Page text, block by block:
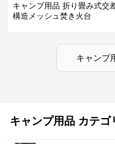
キャンプ用品 折り畳み式交
構造メッシュ焚き火台
キャンプ
キャンプ用品 カテゴ